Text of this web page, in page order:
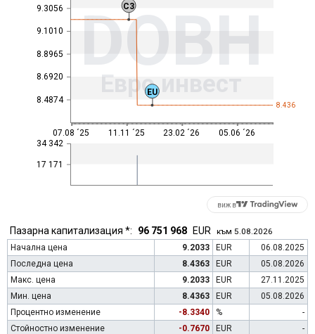
8.4874
8.6920
8.8965
9.1010
9.3056 DOBH
Евро инвест
17 171
34 342
8.436
07.08 ´25 11.11 ´25 23.02 ´26 05.06 ´26
C3
EU
виж в
Пазарна капитализация *: 96 751 968 EUR към 5.08.2026
Начална цена
9.2033 EUR
06.08.2025
Последна цена
8.4363 EUR
05.08.2026
Макс. цена
9.2033 EUR
27.11.2025
Мин. цена
8.4363 EUR
05.08.2026
Процентно изменение
-8.3340 %
-
Стойностно изменение
-0.7670 EUR -